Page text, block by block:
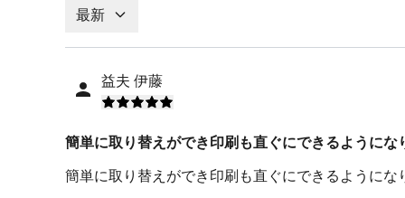
最新
益夫 伊藤
簡単に取り替えができ印刷も直ぐにできるようにな
簡単に取り替えができ印刷も直ぐにできるようにな